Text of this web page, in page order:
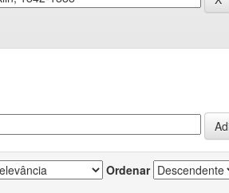
Ordenar